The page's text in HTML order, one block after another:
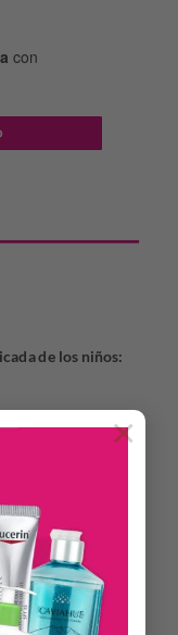
×
con
de los niños:
de la piel
los filtros